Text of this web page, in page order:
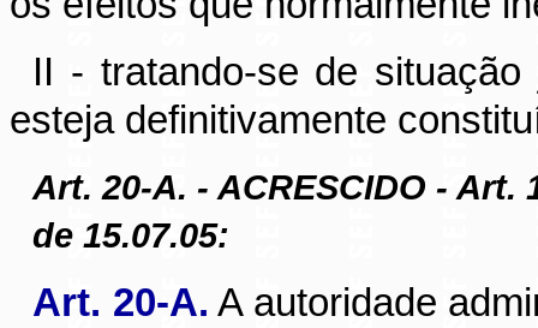
II - tratando-se de
esteja definitivamente
Art. 20-A. - ACRESCIDO - Art.
de 15.07.05:
Art. 20-A. A autoridade